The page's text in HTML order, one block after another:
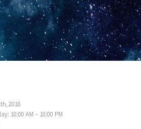
th, 2018
10:00 AM – 10:00 PM